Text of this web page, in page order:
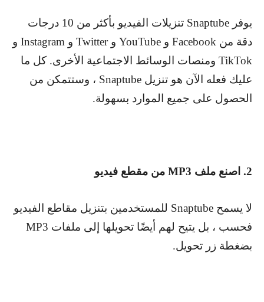
يوفر Snaptube
تنزيلات الفيديو بأكثر من 10 درجات
دقة من Facebook و YouTube وTwitter و Instagram و
TikTok ومنصات الوسائط الاجتماعية الأخرى. كل ما
عليك فعله الآن هو تنزيل Snaptube ، وستتمكن من
الحصول على جميع الموارد بسهولة.
2. اصنع ملف MP3 من مقطع فيديو
لا يسمح Snaptube للمستخدمين بتنزيل مقاطع الفيديو
فحسب ، بل يتيح لهم أيضًا تحويلها إلى ملفات MP3
بضغطة زر تحويل.